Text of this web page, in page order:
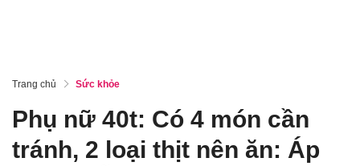
Trang chủ Sức khỏe
Phụ nữ 40t: Có 4 món cần
tránh, 2 loại thịt nên ăn: Áp